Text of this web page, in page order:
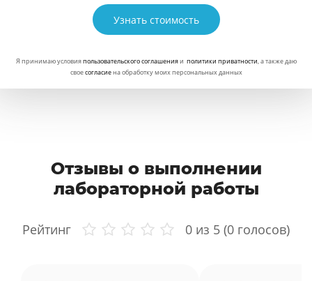
Узнать стоимость
Я принимаю условияпользовательского соглашенияи политики приватности, а также даю
своесогласиена обработку моих персональных данных
Отзывы о выполнении
лабораторной работы
Рейтинг 0 из 5 (0 голосов)